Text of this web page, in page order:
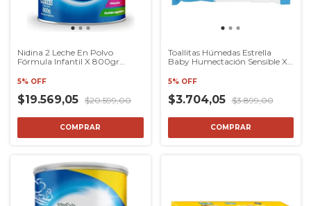
Nidina 2 Leche En Polvo
Fórmula Infantil X 800gr
5% OFF
$19.569,05 $20.599,00
COMPRAR
Toallitas Húmedas Estrella
Baby Humectación Sensible X
5% OFF
$3.704,05 $3.899,00